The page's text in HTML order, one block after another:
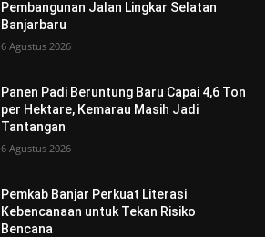
Pembangunan Jalan Lingkar Selatan
Banjarbaru
6 Agustus 2026
Panen Padi Beruntung Baru Capai 4,6 Ton
per Hektare, Kemarau Masih Jadi
Tantangan
6 Agustus 2026
Pemkab Banjar Perkuat Literasi
Kebencanaan untuk Tekan Risiko
Bencana